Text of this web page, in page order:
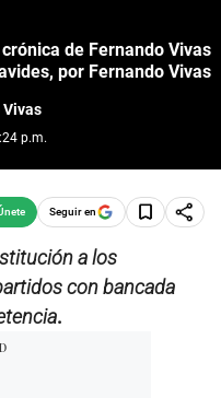
de Fernando Vivas
por Fernando Vivas
Vivas
p.m.
Seguir en
a los
con bancada
.